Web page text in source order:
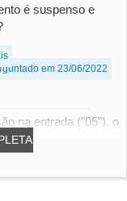
é suspenso e
em 23/06/2022
na entrada ("05"), o